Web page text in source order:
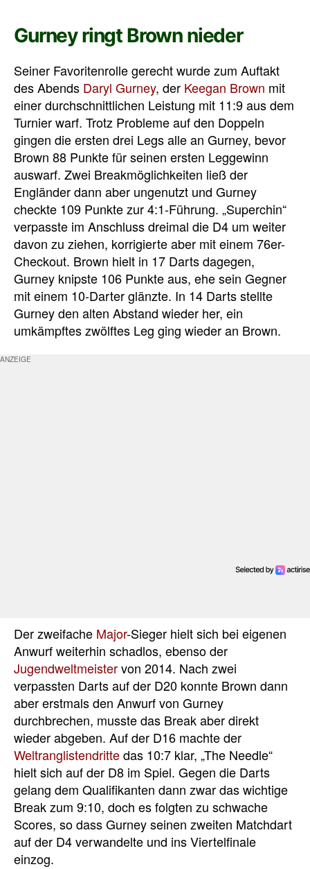
Gurney ringt Brown nieder
Seiner Favoritenrolle gerecht wurde zum Auftakt
des Abends Daryl Gurney, der Keegan Brown mit
einer durchschnittlichen Leistung mit 11:9 aus dem
Turnier warf. Trotz Probleme auf den Doppeln
gingen die ersten drei Legs alle an Gurney, bevor
Brown 88 Punkte für seinen ersten Leggewinn
auswarf. Zwei Breakmöglichkeiten ließ der
Engländer dann aber ungenutzt und Gurney
checkte 109 Punkte zur 4:1-Führung. „Superchin“
verpasste im Anschluss dreimal die D4 um weiter
davon zu ziehen, korrigierte aber mit einem 76er-
Checkout. Brown hielt in 17 Darts dagegen,
Gurney knipste 106 Punkte aus, ehe sein Gegner
mit einem 10-Darter glänzte. In 14 Darts stellte
Gurney den alten Abstand wieder her, ein
umkämpftes zwölftes Leg ging wieder an Brown.
Der zweifache Major-Sieger hielt sich bei eigenen
Anwurf weiterhin schadlos, ebenso der
Jugendweltmeistervon 2014. Nach zwei
verpassten Darts auf der D20 konnte Brown dann
aber erstmals den Anwurf von Gurney
durchbrechen, musste das Break aber direkt
wieder abgeben. Auf der D16 machte der
Weltranglistendrittedas 10:7 klar, „The Needle“
hielt sich auf der D8 im Spiel. Gegen die Darts
gelang dem Qualifikanten dann zwar das wichtige
Break zum 9:10, doch es folgten zu schwache
Scores, so dass Gurney seinen zweiten Matchdart
auf der D4 verwandelte und ins Viertelfinale
einzog.